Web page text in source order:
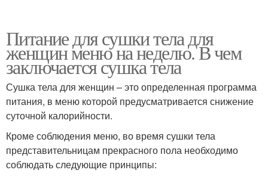
Питание для сушки тела для
женщин меню на неделю. В чем
заключается сушка тела
Сушка тела для женщин – это определенная программа
питания, в меню которой предусматривается снижение
суточной калорийности.
Кроме соблюдения меню, во время сушки тела
представительницам прекрасного пола необходимо
соблюдать следующие принципы: